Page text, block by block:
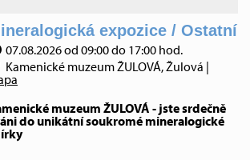
expozice / Ostatní
07.08.2026 od 09:00 do 17:00 hod.
Kamenické muzeum ŽULOVÁ, Žulová |
muzeum ŽULOVÁ - jste srdečně
do unikátní soukromé mineralogické